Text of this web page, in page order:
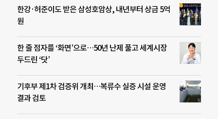
한강·허준이도 받은 삼성호암상, 내년부터 상금 5억
원
한 줄 점자를 ‘화면’으로…50년 난제 풀고 세계시장
두드린 ‘닷’
기후부 제1차 검증위 개최…복류수 실증 시설 운영
결과 검토